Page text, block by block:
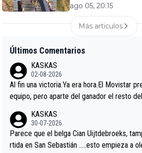
ago 05, 20:15
Más articulos
Últimos Comentarios
KASKAS
02-08-2026
Al fin una victoria.Ya era hora.El Movistar
equipo, pero aparte del ganador el resto
es.La única buena noticia es la mejoría de
ebastian.Si en la Vuelta a Burgos sigue la
ener alguna sorpresa en la Vuelta.Ojalá.
KASKAS
30-07-2026
Parece que el belga Cian Uijtdebroeks,
rtida en San Sebastián …..esto empieza a